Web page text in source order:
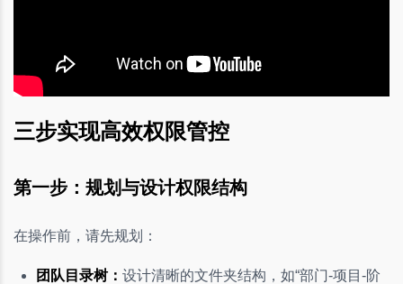
三步实现高效权限管控
第一步：规划与设计权限结构
在操作前，请先规划：
团队目录树： 设计清晰的文件夹结构，如“部门-项目-阶